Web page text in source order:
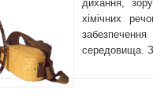
дихання,
хімічних
середовища.